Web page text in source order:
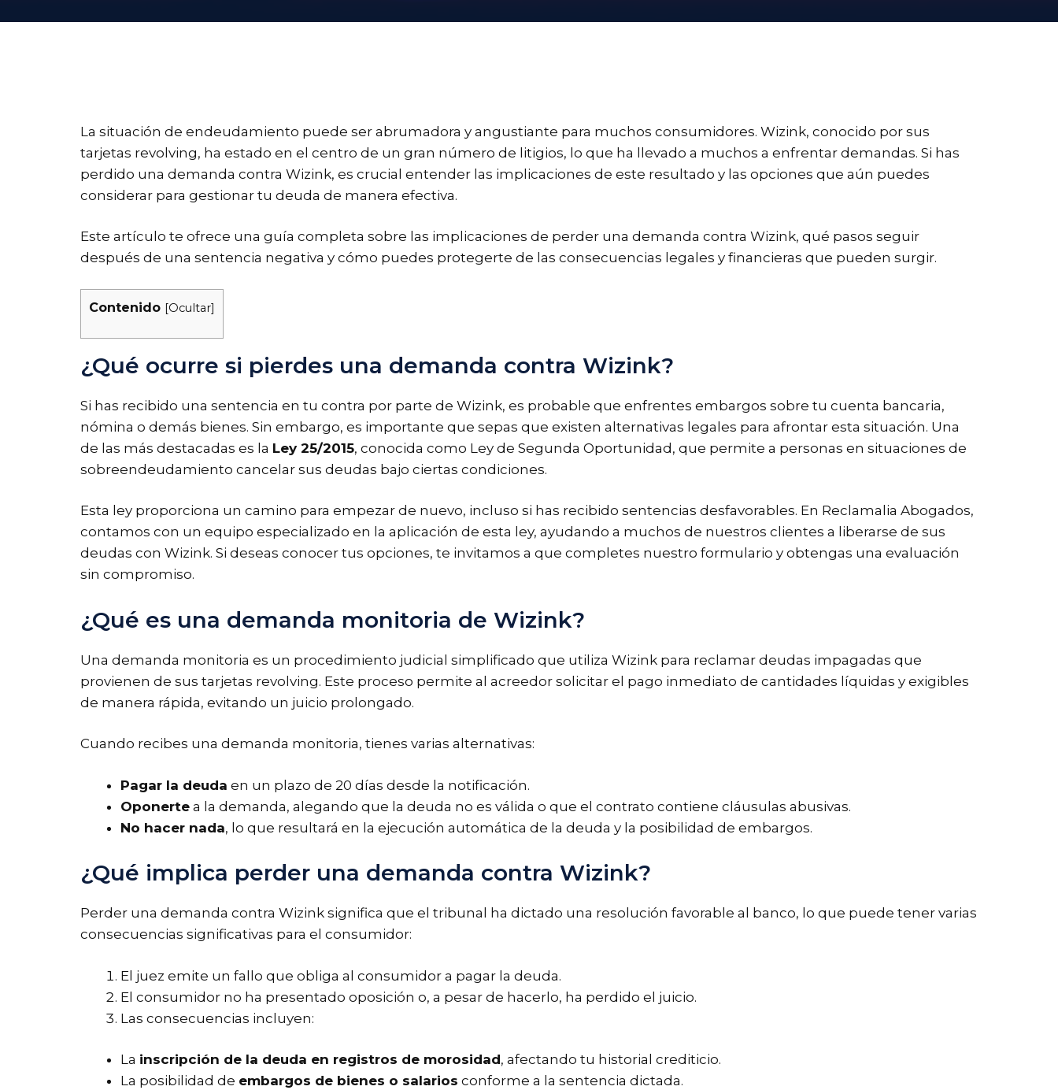
La situación de endeudamiento puede ser abrumadora y angustiante para muchos consumidores. Wizink, conocido por sus
tarjetas revolving, ha estado en el centro de un gran número de litigios, lo que ha llevado a muchos a enfrentar demandas. Si has
perdido una demanda contra Wizink, es crucial entender las implicaciones de este resultado y las opciones que aún puedes
considerar para gestionar tu deuda de manera efectiva.
Este artículo te ofrece una guía completa sobre las implicaciones de perder una demanda contra Wizink, qué pasos seguir
después de una sentencia negativa y cómo puedes protegerte de las consecuencias legales y financieras que pueden surgir.
Contenido [Ocultar]
¿Qué ocurre si pierdes una demanda contra Wizink?
Si has recibido una sentencia en tu contra por parte de Wizink, es probable que enfrentes embargos sobre tu cuenta bancaria,
nómina o demás bienes. Sin embargo, es importante que sepas que existen alternativas legales para afrontar esta situación. Una
de las más destacadas es la Ley 25/2015, conocida como Ley de Segunda Oportunidad, que permite a personas en situaciones de
sobreendeudamiento cancelar sus deudas bajo ciertas condiciones.
Esta ley proporciona un camino para empezar de nuevo, incluso si has recibido sentencias desfavorables. En Reclamalia Abogados,
contamos con un equipo especializado en la aplicación de esta ley, ayudando a muchos de nuestros clientes a liberarse de sus
deudas con Wizink. Si deseas conocer tus opciones, te invitamos a que completes nuestro formulario y obtengas una evaluación
sin compromiso.
¿Qué es una demanda monitoria de Wizink?
Una demanda monitoria es un procedimiento judicial simplificado que utiliza Wizink para reclamar deudas impagadas que
provienen de sus tarjetas revolving. Este proceso permite al acreedor solicitar el pago inmediato de cantidades líquidas y exigibles
de manera rápida, evitando un juicio prolongado.
Cuando recibes una demanda monitoria, tienes varias alternativas:
Pagar la deuda en un plazo de 20 días desde la notificación.
Oponerte a la demanda, alegando que la deuda no es válida o que el contrato contiene cláusulas abusivas.
No hacer nada, lo que resultará en la ejecución automática de la deuda y la posibilidad de embargos.
¿Qué implica perder una demanda contra Wizink?
Perder una demanda contra Wizink significa que el tribunal ha dictado una resolución favorable al banco, lo que puede tener varias
consecuencias significativas para el consumidor:
El juez emite un fallo que obliga al consumidor a pagar la deuda.
El consumidor no ha presentado oposición o, a pesar de hacerlo, ha perdido el juicio.
Las consecuencias incluyen:
La inscripción de la deuda en registros de morosidad, afectando tu historial crediticio.
La posibilidad de embargos de bienes o salarios conforme a la sentencia dictada.